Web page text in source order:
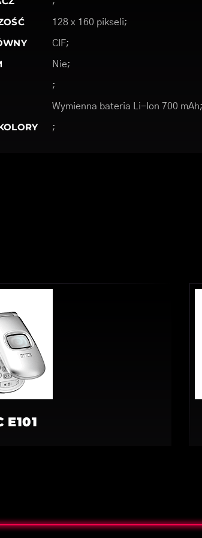
128 x 160 pikseli;
CIF;
Nie;
;
Wymienna bateria Li-Ion 700
;
E101